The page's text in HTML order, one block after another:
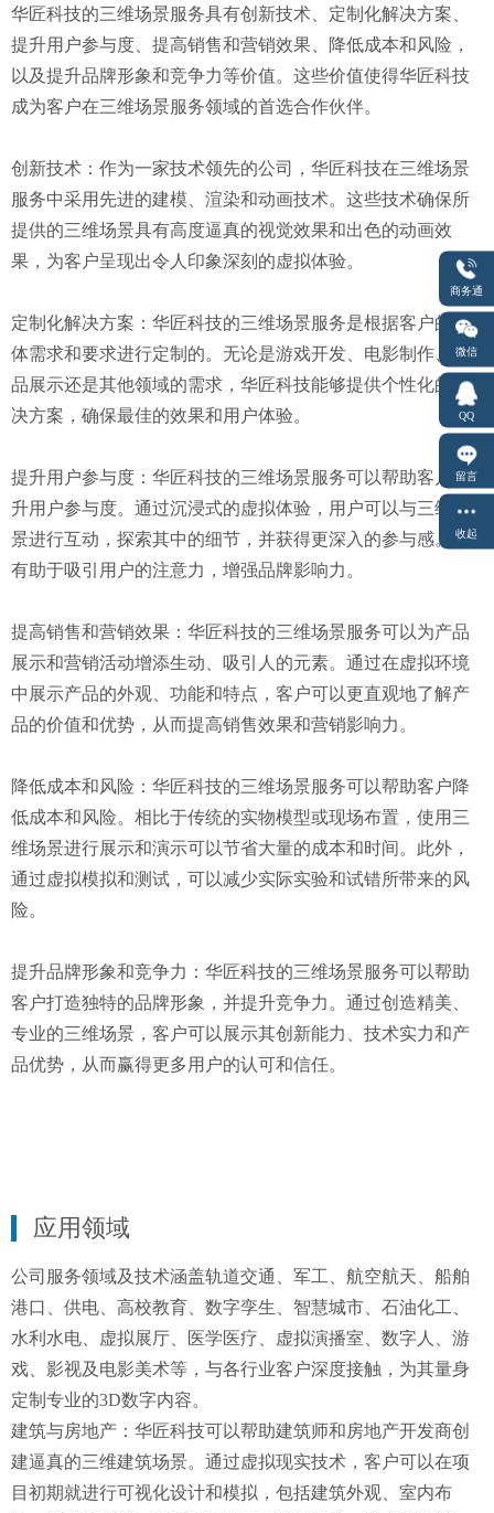
华匠科技的三维场景服务具有创新技术、定制化解决方案、
提升用户参与度、提高销售和营销效果、降低成本和风险，
以及提升品牌形象和竞争力等价值。这些价值使得华匠科技
成为客户在三维场景服务领域的首选合作伙伴。
创新技术：作为一家技术领先的公司，华匠科技在三维场景
服务中采用先进的建模、渲染和动画技术。这些技术确保所
提供的三维场景具有高度逼真的视觉效果和出色的动画效
果，为客户呈现出令人印象深刻的虚拟体验。
定制化解决方案：华匠科技的三维场景服务是根据客户的具
体需求和要求进行定制的。无论是游戏开发、电影制作、产
品展示还是其他领域的需求，华匠科技能够提供个性化的解
决方案，确保最佳的效果和用户体验。
提升用户参与度：华匠科技的三维场景服务可以帮助客户提
升用户参与度。通过沉浸式的虚拟体验，用户可以与三维场
景进行互动，探索其中的细节，并获得更深入的参与感。这
有助于吸引用户的注意力，增强品牌影响力。
提高销售和营销效果：华匠科技的三维场景服务可以为产品
展示和营销活动增添生动、吸引人的元素。通过在虚拟环境
中展示产品的外观、功能和特点，客户可以更直观地了解产
品的价值和优势，从而提高销售效果和营销影响力。
降低成本和风险：华匠科技的三维场景服务可以帮助客户降
低成本和风险。相比于传统的实物模型或现场布置，使用三
维场景进行展示和演示可以节省大量的成本和时间。此外，
通过虚拟模拟和测试，可以减少实际实验和试错所带来的风
险。
提升品牌形象和竞争力：华匠科技的三维场景服务可以帮助
客户打造独特的品牌形象，并提升竞争力。通过创造精美、
专业的三维场景，客户可以展示其创新能力、技术实力和产
品优势，从而赢得更多用户的认可和信任。
应用领域
公司服务领域及技术涵盖轨道交通、军工、航空航天、船舶
港口、供电、高校教育、数字孪生、智慧城市、石油化工、
水利水电、虚拟展厅、医学医疗、虚拟演播室、数字人、游
戏、影视及电影美术等，与各行业客户深度接触，为其量身
定制专业的3D数字内容。
建筑与房地产：华匠科技可以帮助建筑师和房地产开发商创
建逼真的三维建筑场景。通过虚拟现实技术，客户可以在项
目初期就进行可视化设计和模拟，包括建筑外观、室内布
商务通
微信
QQ
留言
收起